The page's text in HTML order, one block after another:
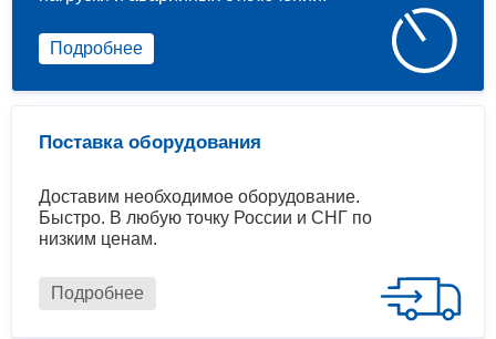
Поставка оборудования
Доставим необходимое оборудование.
Быстро. В любую точку России и СНГ по
низким ценам.
Подробнее
Подробнее